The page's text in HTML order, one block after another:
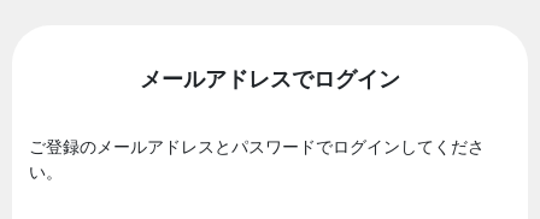
メールアドレスでログイン
ご登録のメールアドレスとパスワードでログインしてくださ
い。